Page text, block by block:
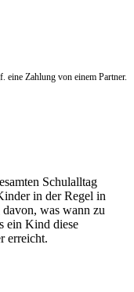
eine Zahlung von einem Partner.
Schulalltag
in der Regel in
was wann zu
ein Kind diese
erreicht.